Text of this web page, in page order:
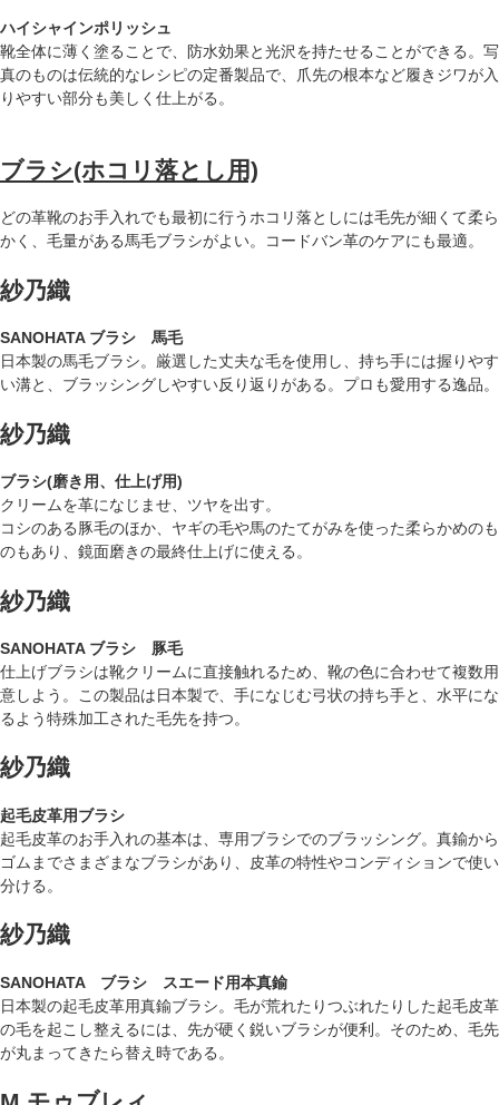
ハイシャインポリッシュ
靴全体に薄く塗ることで、防水効果と光沢を持たせることができる。写
真のものは伝統的なレシピの定番製品で、爪先の根本など履きジワが入
りやすい部分も美しく仕上がる。
ブラシ(ホコリ落とし用)
どの革靴のお手入れでも最初に行うホコリ落としには毛先が細くて柔ら
かく、毛量がある馬毛ブラシがよい。コードバン革のケアにも最適。
紗乃織
SANOHATA ブラシ 馬毛
日本製の馬毛ブラシ。厳選した丈夫な毛を使用し、持ち手には握りやす
い溝と、ブラッシングしやすい反り返りがある。プロも愛用する逸品。
紗乃織
ブラシ(磨き用、仕上げ用)
クリームを革になじませ、ツヤを出す。
コシのある豚毛のほか、ヤギの毛や馬のたてがみを使った柔らかめのも
のもあり、鏡面磨きの最終仕上げに使える。
紗乃織
SANOHATA ブラシ 豚毛
仕上げブラシは靴クリームに直接触れるため、靴の色に合わせて複数用
意しよう。この製品は日本製で、手になじむ弓状の持ち手と、水平にな
るよう特殊加工された毛先を持つ。
紗乃織
起毛皮革用ブラシ
起毛皮革のお手入れの基本は、専用ブラシでのブラッシング。真鍮から
ゴムまでさまざまなブラシがあり、皮革の特性やコンディションで使い
分ける。
紗乃織
SANOHATA ブラシ スエード用本真鍮
日本製の起毛皮革用真鍮ブラシ。毛が荒れたりつぶれたりした起毛皮革
の毛を起こし整えるには、先が硬く鋭いブラシが便利。そのため、毛先
が丸まってきたら替え時である。